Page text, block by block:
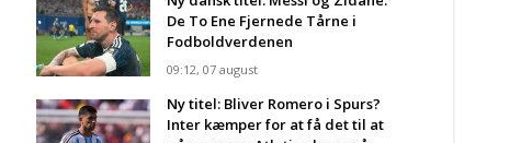
De To Ene Fjernede Tårne i
Fodboldverdenen
09:12, 07 august
Ny titel: Bliver Romero i Spurs?
Inter kæmper for at få det til at